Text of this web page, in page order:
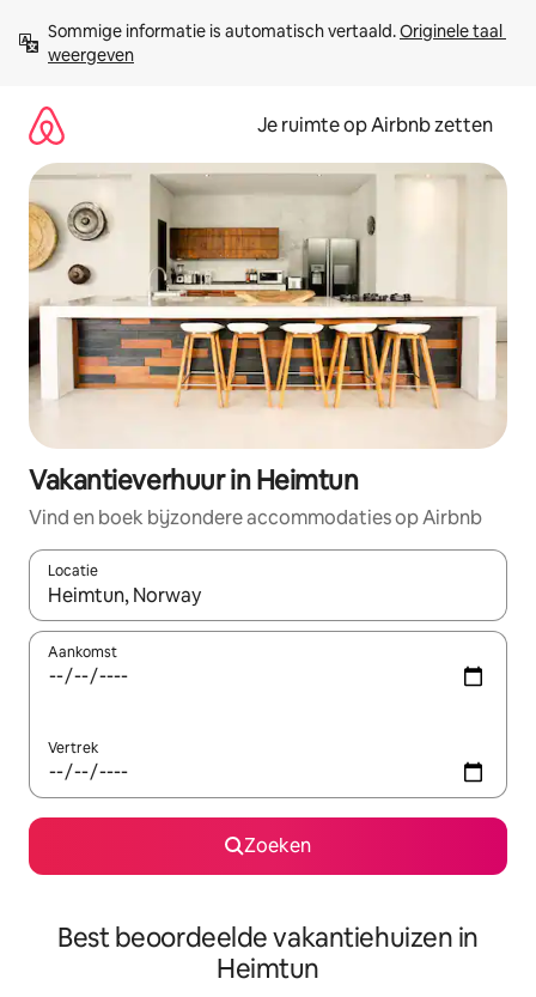
direct
naar
Sommige informatie is automatisch vertaald. Originele taal
weergeven
Je ruimte op Airbnb zetten
Vakantieverhuur in Heimtun
Vind en boek bijzondere accommodaties op Airbnb
Locatie
Wanneer er suggesties beschikbaar zijn, maak je een keuze
Aankomst
Vertrek
Zoeken
Best beoordeelde vakantiehuizen in
Heimtun